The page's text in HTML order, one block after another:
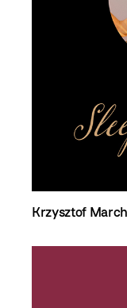
Krzysztof